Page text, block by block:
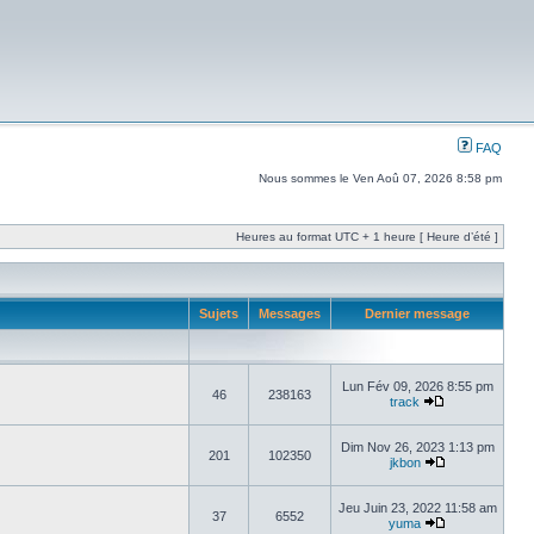
FAQ
Nous sommes le Ven Aoû 07, 2026 8:58 pm
Heures au format UTC + 1 heure [ Heure d’été ]
Sujets Messages Dernier message
46 238163
Lun Fév 09, 2026 8:55 pm
track
201 102350
Dim Nov 26, 2023 1:13 pm
jkbon
37 6552
Jeu Juin 23, 2022 11:58 am
yuma